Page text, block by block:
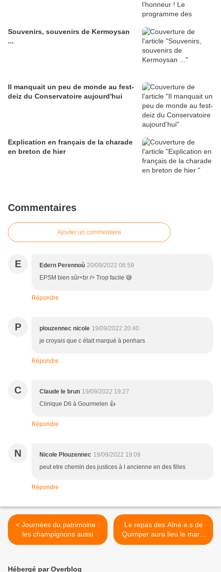
Souvenirs, souvenirs de Kermoysan
...
Il manquait un peu de monde au fest-
deiz du Conservatoire aujourd'hui
Explication en français de la charade
en breton de hier
Commentaires
Ajouter un commentaire
E Edern Perennoù 20/09/2022 06:59
EPSM bien sûr<br /> Trop facile 😅
Répondre
P plouzennec nicole 19/09/2022 20:40
je croyais que c était marqué à penhars
Répondre
C Claude le brun 19/09/2022 19:27
Clinique D6 à Gourmelen 👍
Répondre
N Nicole Plouzennec 19/09/2022 19:09
peut etre chemin des justices à l ancienne en des filles
Répondre
< Journées du patrimoine :
les champignons aussi
Le repas des Aîné.e.s de
Quimper aura lieu le mardi
6 décembre. >
Hébergé par Overblog